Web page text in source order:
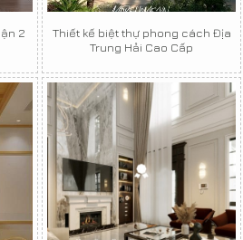
2
Thiết kế biệt thự phong cách Địa
Trung Hải Cao Cấp